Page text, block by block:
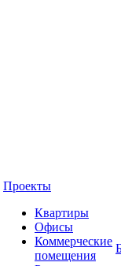
Проекты
Квартиры
Офисы
Коммерческие
помещения